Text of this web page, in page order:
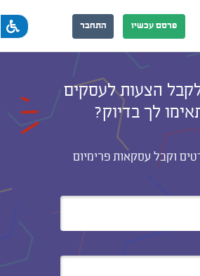
פרסם עכשיו התחבר
לקבל הצעות לעסקים
לך בדיוק?
וקבל עסקאות פרימיום